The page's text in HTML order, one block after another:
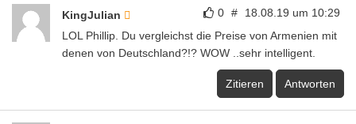
0 # 18.08.19 um 10:29
KingJulian
LOL Phillip. Du vergleichst die Preise von Armenien mit
denen von Deutschland?!? WOW ..sehr intelligent.
Zitieren Antworten